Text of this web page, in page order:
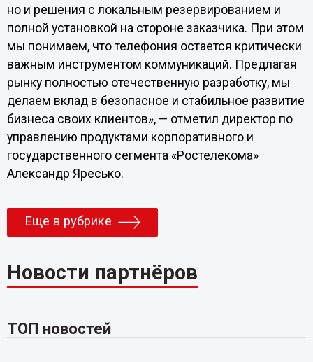
но и решения с локальным резервированием и
полной установкой на стороне заказчика. При этом
мы понимаем, что телефония остается критически
важным инструментом коммуникаций. Предлагая
рынку полностью отечественную разработку, мы
делаем вклад в безопасное и стабильное развитие
бизнеса своих клиентов», — отметил директор по
управлению продуктами корпоративного и
государственного сегмента «Ростелекома»
Александр Яресько.
Еще в рубрике
Новости партнёров
ТОП новостей